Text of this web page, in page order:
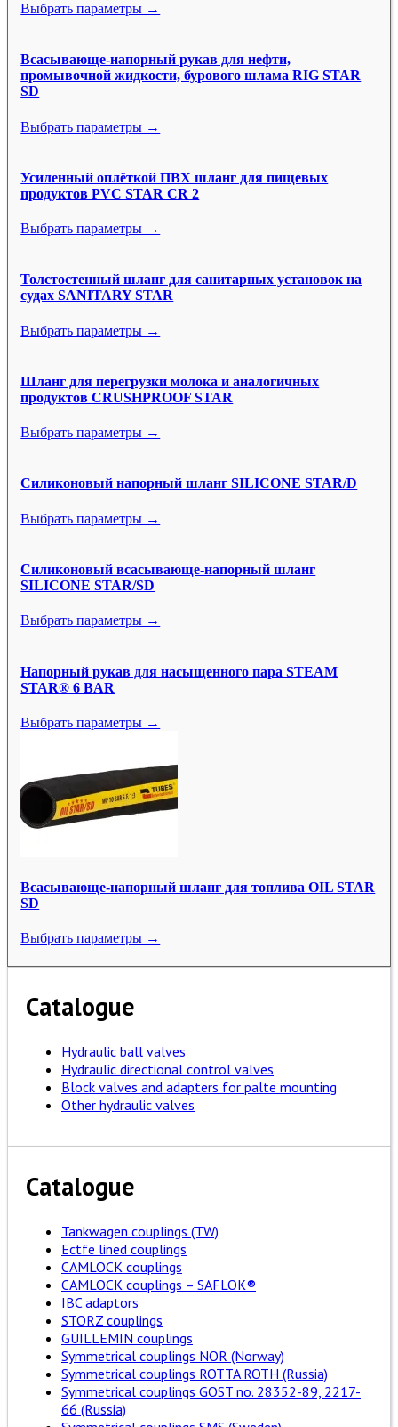
Выбрать параметры →
Всасывающе-напорный рукав для нефти,
промывочной жидкости, бурового шлама RIG STAR
SD
Выбрать параметры →
Усиленный оплёткой ПВХ шланг для пищевых
продуктов PVC STAR CR 2
Выбрать параметры →
Толстостенный шланг для санитарных установок на
судах SANITARY STAR
Выбрать параметры →
Шланг для перегрузки молока и аналогичных
продуктов CRUSHPROOF STAR
Выбрать параметры →
Силиконовый напорный шланг SILICONE STAR/D
Выбрать параметры →
Силиконовый всасывающе-напорный шланг
SILICONE STAR/SD
Выбрать параметры →
Напорный рукав для насыщенного пара STEAM
STAR® 6 BAR
Выбрать параметры →
Всасывающе-напорный шланг для топлива OIL STAR
SD
Выбрать параметры →
Catalogue
Hydraulic ball valves
Hydraulic directional control valves
Block valves and adapters for palte mounting
Other hydraulic valves
Catalogue
Tankwagen couplings (TW)
Ectfe lined couplings
CAMLOCK couplings
CAMLOCK couplings – SAFLOK®
IBC adaptors
STORZ couplings
GUILLEMIN couplings
Symmetrical couplings NOR (Norway)
Symmetrical couplings ROTTA ROTH (Russia)
Symmetrical couplings GOST no. 28352-89, 2217-
66 (Russia)